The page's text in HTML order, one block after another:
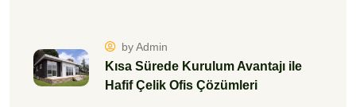
by Admin
Kısa Sürede Kurulum Avantajı ile
Hafif Çelik Ofis Çözümleri